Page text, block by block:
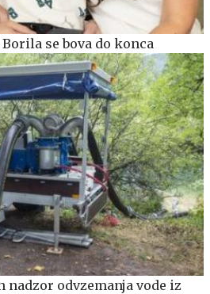
se bova do konca
odvzemanja vode iz